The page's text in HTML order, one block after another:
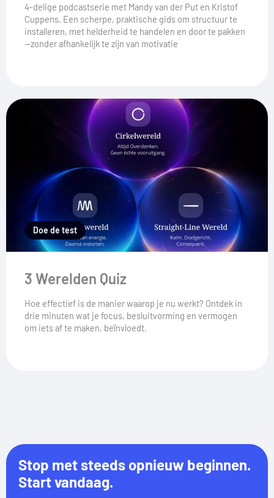
4-delige podcastserie met Mandy van der Put en Kristof
Cuppens. Een scherpe, praktische gids om structuur te
installeren, met helderheid te handelen en door te pakken
—zonder afhankelijk te zijn van motivatie
3 Werelden Quiz
Hoe effectief is de manier waarop je nu werkt? Ontdek in
drie minuten wat je focus, besluitvorming en vermogen
om iets af te maken, beïnvloedt.
Doe de test
Stop met steeds opnieuw beginnen.
Start vandaag.